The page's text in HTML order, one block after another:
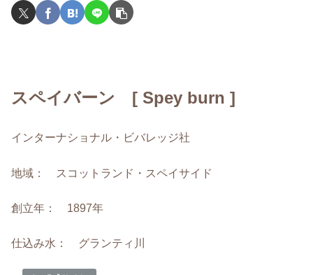
スペイバーン [ Spey burn ]
インターナショナル・ビバレッジ社
地域： スコットランド・スペイサイド
創立年： 1897年
仕込み水： グランティ川